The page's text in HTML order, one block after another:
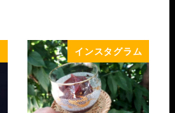
インスタグラム